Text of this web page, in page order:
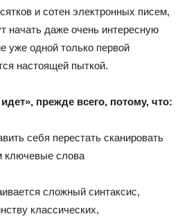
и сотен электронных писем,
начать даже очень интересную
уже одной только первой
настоящей пыткой.
прежде всего, потому, что:
себя перестать сканировать
ключевые слова
сложный синтаксис,
классических,